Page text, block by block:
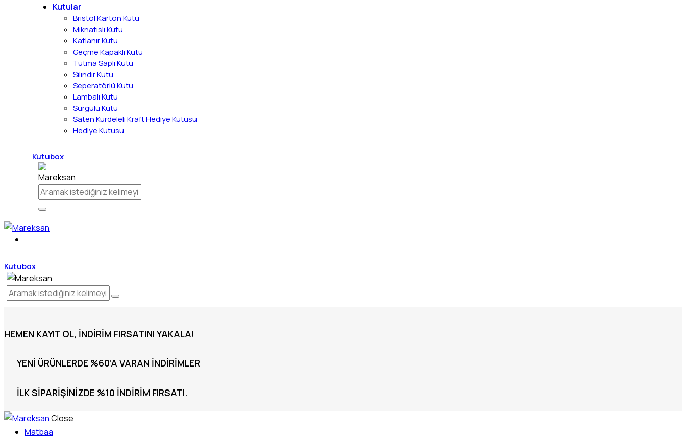
Kutular
Bristol Karton Kutu
Mıknatıslı Kutu
Katlanır Kutu
Geçme Kapaklı Kutu
Tutma Saplı Kutu
Silindir Kutu
Seperatörlü Kutu
Lambalı Kutu
Sürgülü Kutu
Saten Kurdeleli Kraft Hediye Kutusu
Hediye Kutusu
Kutubox
Kutubox
HEMEN KAYIT OL, İNDIRIM FIRSATINI YAKALA!
YENI ÜRÜNLERDE %60’A VARAN İNDIRIMLER
İLK SIPARIŞINIZDE %10 INDIRIM FIRSATI.
Close
Matbaa